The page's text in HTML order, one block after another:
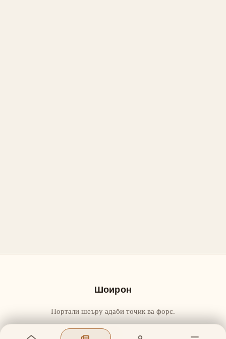
Шоирон
Портали шеъру адаби тоҷик ва форс.